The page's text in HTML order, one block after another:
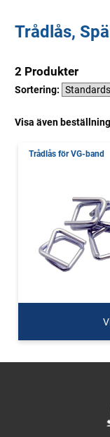
Trådlås,
2 Produkter
Sortering:
Visa även
Trådlås för VG-band